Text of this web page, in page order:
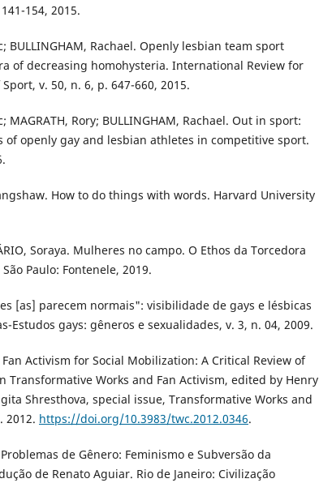
154, 2015.
BULLINGHAM, Rachael. Openly lesbian team sport
of decreasing homohysteria. International Review for
v. 50, n. 6, p. 647-660, 2015.
MAGRATH, Rory; BULLINGHAM, Rachael. Out in sport:
of openly gay and lesbian athletes in competitive sport.
How to do things with words. Harvard University
Soraya. Mulheres no campo. O Ethos da Torcedora
Paulo: Fontenele, 2019.
[as] parecem normais": visibilidade de gays e lésbicas
Estudos gays: gêneros e sexualidades, v. 3, n. 04, 2009.
Fan Activism for Social Mobilization: A Critical Review of
Transformative Works and Fan Activism, edited by Henry
Shresthova, special issue, Transformative Works and
2012. https://doi.org/10.3983/twc.2012.0346.
Problemas de Gênero: Feminismo e Subversão da
de Renato Aguiar. Rio de Janeiro: Civilização